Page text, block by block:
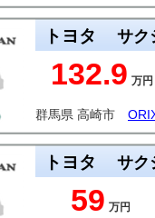
トヨタ サク
132.9 万円
群馬県 高崎市
トヨタ サク
59 万円